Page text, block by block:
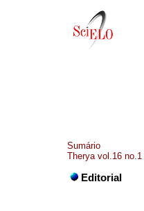
Sumário
Therya vol.16
Editorial